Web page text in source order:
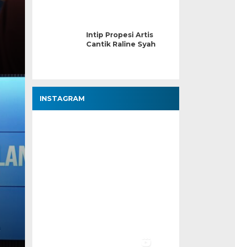
Intip Propesi Artis
Cantik Raline Syah
INSTAGRAM